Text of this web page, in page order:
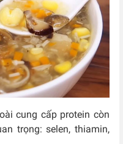
cung cấp protein còn
trọng: selen, thiamin,